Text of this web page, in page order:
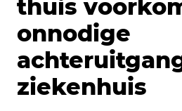
thuis
onnodige
ziekenhuis